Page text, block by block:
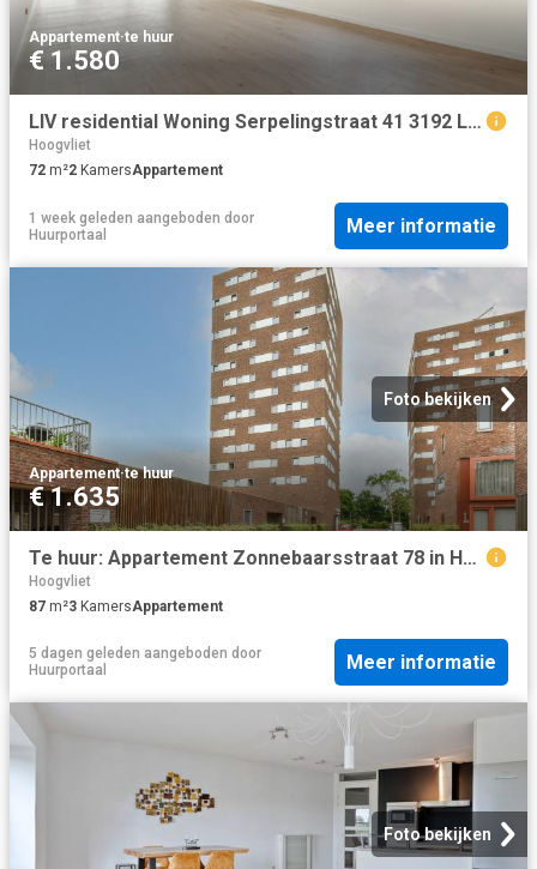
Appartement·te huur
€ 1.580
LIV residential Woning Serpelingstraat 41 3192 LB Hoogvliet Rotterdam in Hoogvliet Rotterdam hoogvliet rotterdam
Hoogvliet
72 m²2 KamersAppartement
1 week geleden aangeboden door
Huurportaal
Meer informatie
Foto bekijken
Appartement·te huur
€ 1.635
Te huur: Appartement Zonnebaarsstraat 78 in Hoogvliet Rotterdam
Hoogvliet
87 m²3 KamersAppartement
5 dagen geleden aangeboden door
Huurportaal
Meer informatie
Foto bekijken